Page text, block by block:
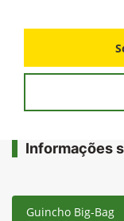
Informações
Guincho Big-Bag